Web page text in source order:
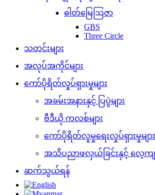
ဓါတ်မြေဩဇာ
GBS
Three Circle
သတင်းများ
အလုပ်အကိုင်များ
ကော်ပိုရိတ်လှုပ်ရှားမှုများ
အခမ်းအနားနှင့် ပြပွဲများ
ဗီဒီယို ကလစ်များ
ကော်ပိုရိတ်လူမှုရေးလှုပ်ရှားမှုများ
အသိပညာဖလှယ်ခြင်းနှင့် လေ့ကျင့်
ဆက်သွယ်ရန်